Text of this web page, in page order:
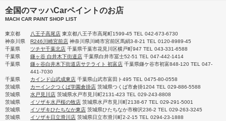
全国のマッハCarペイントのお店
MACH CAR PAINT SHOP LIST
東京都 八王子高尾店 東京都八王子市高尾町1599-45 TEL 042-673-6730
神奈川県
R246川崎宮前店 神奈川県川崎市宮前区馬絹3-8-21 TEL 0120-8989-45
千葉県
ツチヤ千葉北店 千葉県千葉市花見川区横戸町947 TEL 043-331-6588
千葉県
鎌ヶ谷 白井木下街道店 千葉県白井市冨士52-51 TEL 047-442-1414
千葉県
鎌ヶ谷白井木下街道店サテライト 初富店 千葉県鎌ケ谷市初富848-120 TEL 047-
441-7030
千葉県
カインド山武成東店 千葉県山武市富田ト495 TEL 0475-80-0558
茨城県
カーインクつくば学園倉掛店 茨城県つくば市倉掛1204 TEL 029-886-5588
茨城県
水戸見川店 茨城県水戸市見川町2131-423 TEL 029-243-8808
茨城県
イソザキ水戸桜の牧店 茨城県水戸市見川町2138-67 TEL 029-291-5001
茨城県
イソザキひたちなか東店 茨城県ひたちなか市柳沢236-2 TEL 029-263-3245
茨城県
イソザキ日立滑川店 茨城県日立市滑川町2-2-15 TEL 0294-23-1888